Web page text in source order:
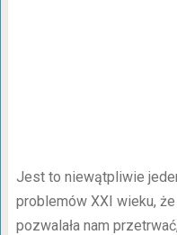
Jest to niewątpliwie
problemów XXI wieku,
pozwalała nam